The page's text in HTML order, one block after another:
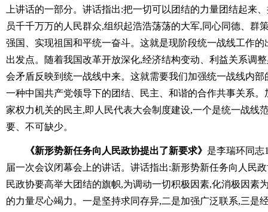
上讲话的一部分。讲话指出:把一切可以团结的力量团结起来
员千千万万的人民群众,组织起浩浩荡荡的大军,同心同德、群
强国、实现祖国和平统一奋斗。这就是现阶段统一战线工作
出发点。随着我国改革开放深化,经济结构变动、利益关系调
会矛盾反映到统一战线中来。这就需要我们加强统一战线内
一种中国共产党领导下的团结、民主、和谐的合作共事关系
家权力机关的民主,即人民代表大会制度建设,一个是统一战线
要、不可缺少。
《新形势新任务向人民政协提出了新要求》 是李瑞环同志
届一次会议闭幕会上的讲话。讲话指出:新形势新任务向人民
民政协要高举大团结的旗帜,为调动一切积极因素,化消极因素
的力量尽心竭力。一是坚持求同存异,二是加强广泛联系,三是